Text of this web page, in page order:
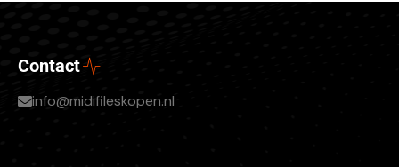
Contact
info@midifileskopen.nl